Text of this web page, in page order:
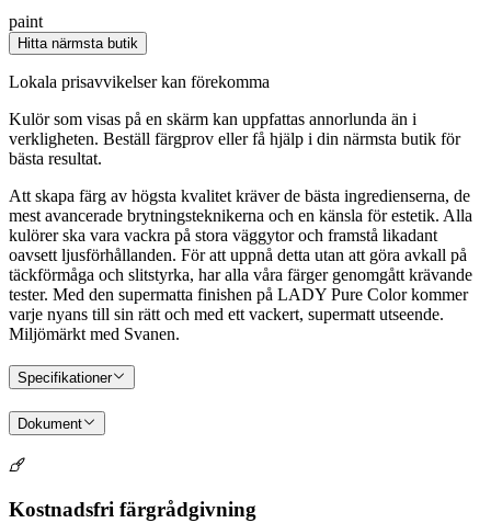
paint
Hitta närmsta butik
Lokala prisavvikelser kan förekomma
Kulör som visas på en skärm kan uppfattas annorlunda än i
verkligheten. Beställ färgprov eller få hjälp i din närmsta butik för
bästa resultat.
Att skapa färg av högsta kvalitet kräver de bästa ingredienserna, de
mest avancerade brytningsteknikerna och en känsla för estetik. Alla
kulörer ska vara vackra på stora väggytor och framstå likadant
oavsett ljusförhållanden. För att uppnå detta utan att göra avkall på
täckförmåga och slitstyrka, har alla våra färger genomgått krävande
tester. Med den supermatta finishen på LADY Pure Color kommer
varje nyans till sin rätt och med ett vackert, supermatt utseende.
Miljömärkt med Svanen.
Specifikationer
Dokument
Kostnadsfri färgrådgivning